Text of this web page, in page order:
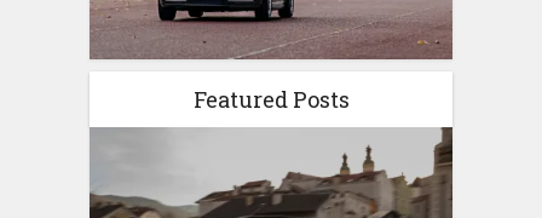
Featured Posts